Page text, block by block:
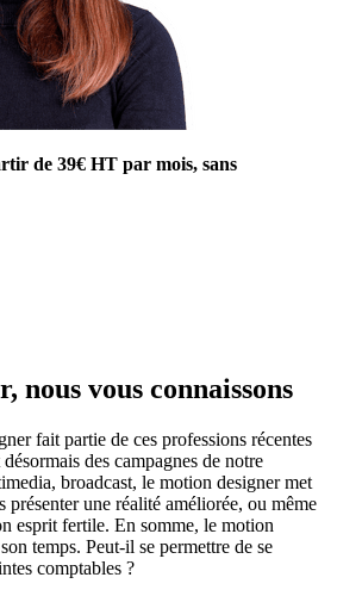
de 39€ HT par mois, sans
nous vous connaissons
fait partie de ces professions récentes
des campagnes de notre
broadcast, le motion designer met
présenter une réalité améliorée, ou même
esprit fertile. En somme, le motion
temps. Peut-il se permettre de se
comptables ?